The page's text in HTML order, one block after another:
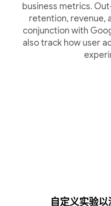
business metrics.
retention, revenue,
conjunction with
also track how user
自定义实验